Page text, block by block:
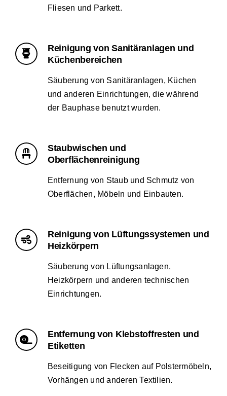
Fliesen und Parkett.
Reinigung von Sanitäranlagen und
Küchenbereichen
Säuberung von Sanitäranlagen, Küchen
und anderen Einrichtungen, die während
der Bauphase benutzt wurden.
Staubwischen und
Oberflächenreinigung
Entfernung von Staub und Schmutz von
Oberflächen, Möbeln und Einbauten.
Reinigung von Lüftungssystemen und
Heizkörpern
Säuberung von Lüftungsanlagen,
Heizkörpern und anderen technischen
Einrichtungen.
Entfernung von Klebstoffresten und
Etiketten
Beseitigung von Flecken auf Polstermöbeln,
Vorhängen und anderen Textilien.